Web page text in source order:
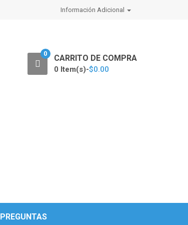
Información Adicional
0 CARRITO DE COMPRA
0 Item(s)-$0.00
PREGUNTAS